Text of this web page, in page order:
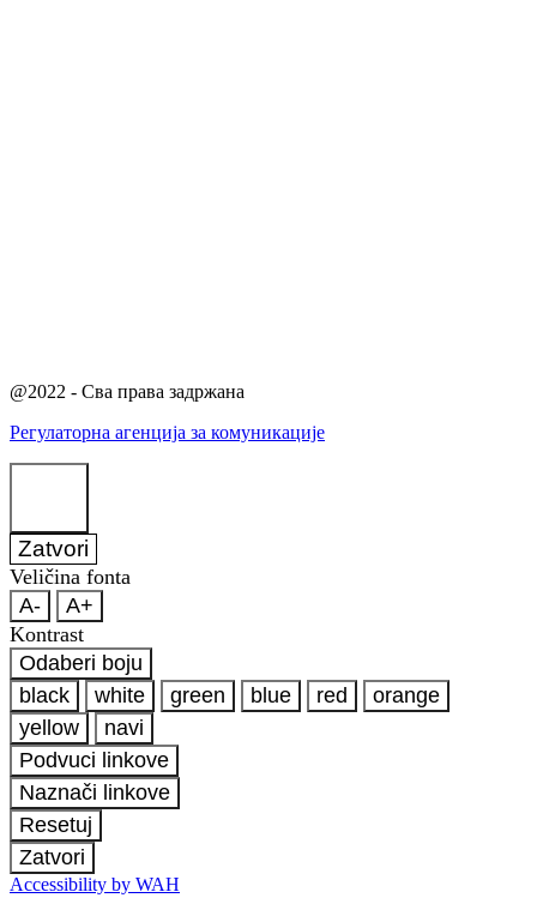
@2022 - Сва права задржана
Регулаторна агенција за комуникације
Zatvori
Veličina fonta
A-
A+
Kontrast
Odaberi boju
black
white green blue red
orange
yellow
navi
Podvuci linkove
Naznači linkove
Resetuj
Zatvori
Accessibility by WAH